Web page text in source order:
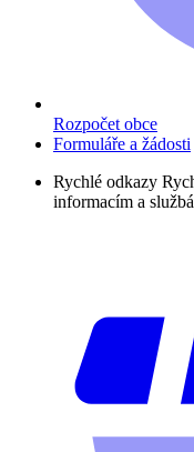
Rozpočet obce
Formuláře a žádosti
Rychlé odkazy
informacím a